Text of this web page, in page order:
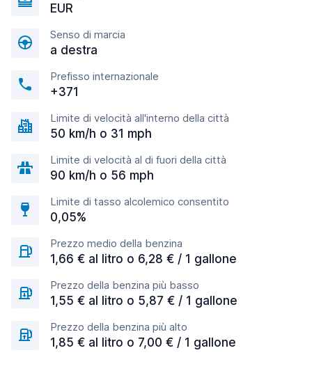
EUR
Senso di marcia
a destra
Prefisso internazionale
+371
Limite di velocità all'interno della città
50 km/h o 31 mph
Limite di velocità al di fuori della città
90 km/h o 56 mph
Limite di tasso alcolemico consentito
0,05%
Prezzo medio della benzina
1,66 € al litro o 6,28 € / 1 gallone
Prezzo della benzina più basso
1,55 € al litro o 5,87 € / 1 gallone
Prezzo della benzina più alto
1,85 € al litro o 7,00 € / 1 gallone